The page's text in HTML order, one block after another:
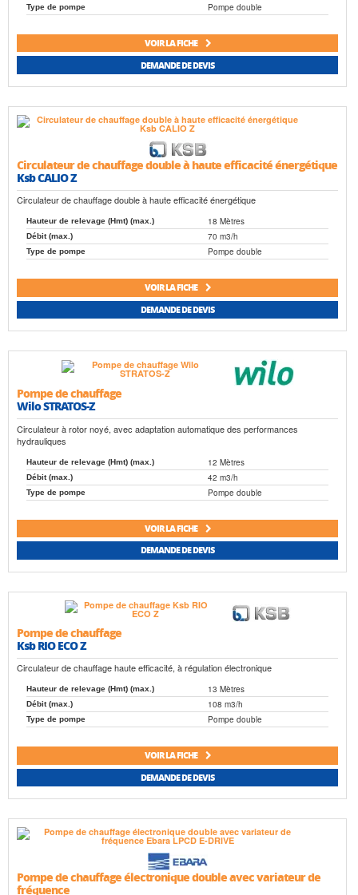
Type de pompe Pompe double
VOIR LA FICHE
DEMANDE DE DEVIS
Circulateur de chauffage double à haute efficacité énergétique
Ksb CALIO Z
Circulateur de chauffage double à haute efficacité énergétique
Hauteur de relevage (Hmt) (max.) 18 Mètres
Débit (max.) 70 m3/h
Type de pompe Pompe double
VOIR LA FICHE
DEMANDE DE DEVIS
Pompe de chauffage
Wilo STRATOS-Z
Circulateur à rotor noyé, avec adaptation automatique des performances
hydrauliques
Hauteur de relevage (Hmt) (max.) 12 Mètres
Débit (max.) 42 m3/h
Type de pompe Pompe double
VOIR LA FICHE
DEMANDE DE DEVIS
Pompe de chauffage
Ksb RIO ECO Z
Circulateur de chauffage haute efficacité, à régulation électronique
Hauteur de relevage (Hmt) (max.) 13 Mètres
Débit (max.) 108 m3/h
Type de pompe Pompe double
VOIR LA FICHE
DEMANDE DE DEVIS
Pompe de chauffage électronique double avec variateur de
fréquence